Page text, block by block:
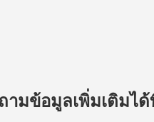
ามข้อมูลเพิ่มเติมได้